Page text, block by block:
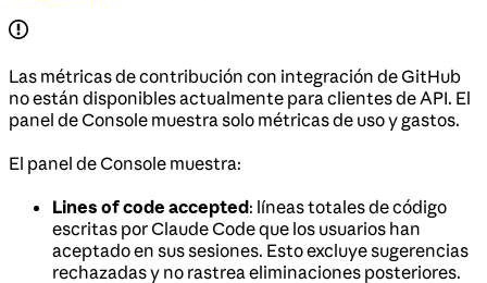
Las métricas de contribución con integración de GitHub
no están disponibles actualmente para clientes de API. El
panel de Console muestra solo métricas de uso y gastos.
El panel de Console muestra:
Lines of code accepted: líneas totales de código
escritas por Claude Code que los usuarios han
aceptado en sus sesiones. Esto excluye sugerencias
rechazadas y no rastrea eliminaciones posteriores.